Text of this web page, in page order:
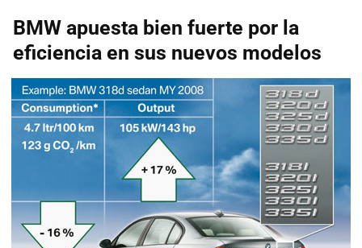
BMW apuesta bien fuerte por la
eficiencia en sus nuevos modelos